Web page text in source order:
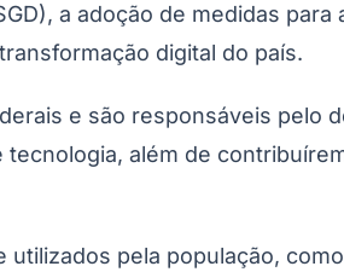
a adoção de medidas
digital do país.
e são responsáveis pelo
além de
pela população,